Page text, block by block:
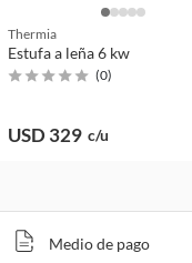
Thermia
Estufa a leña 6 kw
(0)
USD 329 c/u
Medio de pago